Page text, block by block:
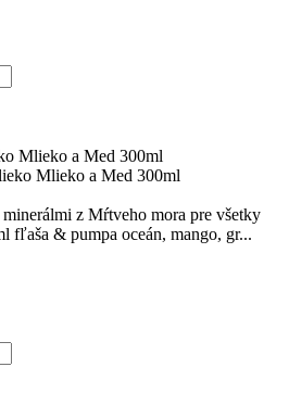
Mlieko a Med 300ml
z Mŕtveho mora pre všetky
fľaša & pumpa oceán, mango, gr...